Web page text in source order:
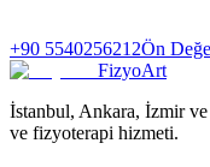
+90 5540256212Ön
FizyoArt
İstanbul, Ankara, İzmir
ve fizyoterapi hizmeti.